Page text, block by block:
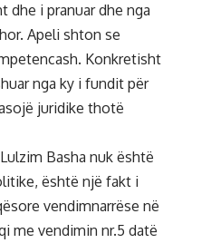
i pranuar dhe nga
Apeli shton se
Konkretisht
nga ky i fundit për
juridike thotë
Basha nuk është
është një fakt i
vendimnarrëse në
me vendimin nr.5 datë